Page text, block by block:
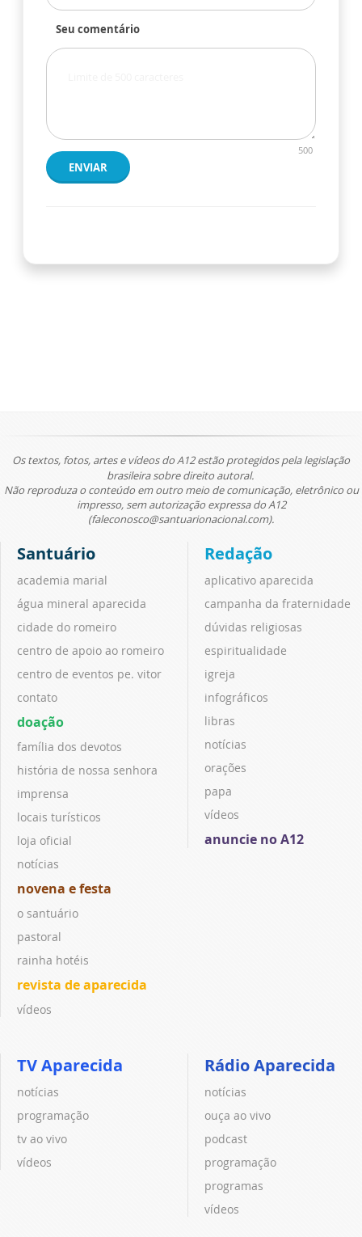
Seu comentário
500
ENVIAR
Os textos, fotos, artes e vídeos do A12 estão protegidos pela legislação
brasileira sobre direito autoral.
Não reproduza o conteúdo em outro meio de comunicação, eletrônico ou
impresso, sem autorização expressa do A12
(faleconosco@santuarionacional.com).
Santuário
academia marial
água mineral aparecida
cidade do romeiro
centro de apoio ao romeiro
centro de eventos pe. vitor
contato
doação
família dos devotos
história de nossa senhora
imprensa
locais turísticos
loja oficial
notícias
novena e festa
o santuário
pastoral
rainha hotéis
revista de aparecida
vídeos
Redação
aplicativo aparecida
campanha da fraternidade
dúvidas religiosas
espiritualidade
igreja
infográficos
libras
notícias
orações
papa
vídeos
anuncie no A12
TV Aparecida
notícias
programação
tv ao vivo
vídeos
Rádio Aparecida
notícias
ouça ao vivo
podcast
programação
programas
vídeos